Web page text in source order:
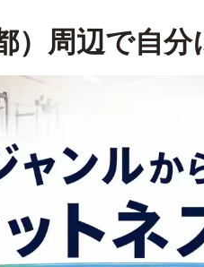
）周辺で自